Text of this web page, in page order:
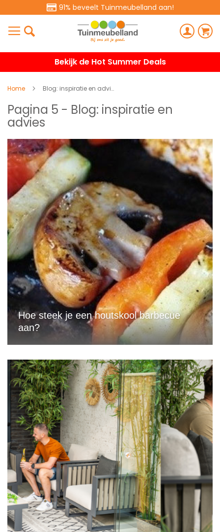
91% beveelt Tuinmeubelland aan!
Bekijk de Hot Summer Deals
Home Blog: inspiratie en advies
Pagina 5 - Blog: inspiratie en
advies
Hoe steek je een houtskool barbecue
aan?